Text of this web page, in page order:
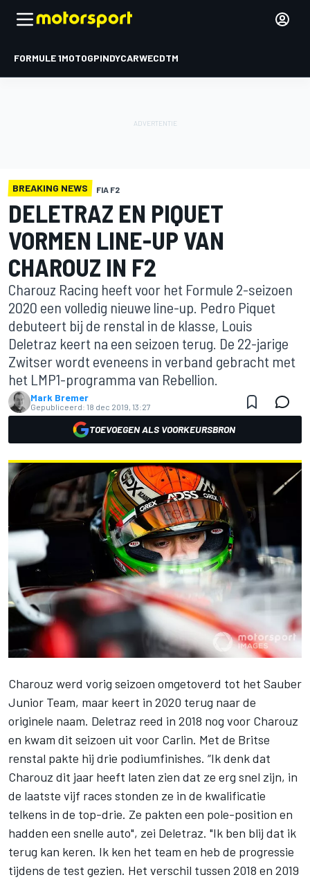
FORMULE 1MOTOGPINDYCARWECDTM
BREAKING NEWS FIA F2
DELETRAZ EN PIQUET
VORMEN LINE-UP VAN
CHAROUZ IN F2
Charouz Racing heeft voor het Formule 2-seizoen
2020 een volledig nieuwe line-up. Pedro Piquet
debuteert bij de renstal in de klasse, Louis
Deletraz keert na een seizoen terug. De 22-jarige
Zwitser wordt eveneens in verband gebracht met
het LMP1-programma van Rebellion.
Mark Bremer
Gepubliceerd: 18 dec 2019, 13:27
TOEVOEGEN ALS VOORKEURSBRON
Charouz werd vorig seizoen omgetoverd tot het Sauber
Junior Team, maar keert in 2020 terug naar de
originele naam. Deletraz reed in 2018 nog voor Charouz
en kwam dit seizoen uit voor Carlin. Met de Britse
renstal pakte hij drie podiumfinishes. “Ik denk dat
Charouz dit jaar heeft laten zien dat ze erg snel zijn, in
de laatste vijf races stonden ze in de kwalificatie
telkens in de top-drie. Ze pakten een pole-position en
hadden een snelle auto", zei Deletraz. "Ik ben blij dat ik
terug kan keren. Ik ken het team en heb de progressie
tijdens de test gezien. Het verschil tussen 2018 en 2019